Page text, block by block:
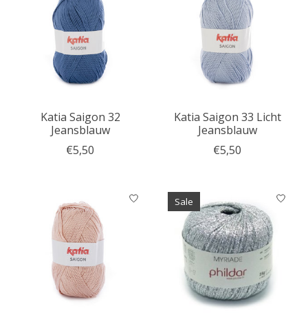
Katia Saigon 32
Jeansblauw
€5,50
Katia Saigon 33 Licht
Jeansblauw
€5,50
Sale